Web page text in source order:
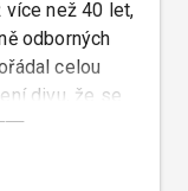
více než 40 let,
odborných
celou
divu, že se
Pohlreicha
nejsou